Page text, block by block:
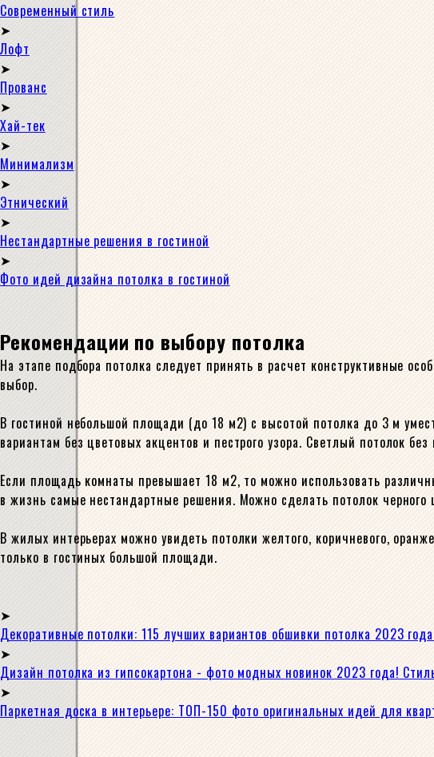
Современный стиль
Лофт
Прованс
Хай-тек
Минимализм
Этнический
Нестандартные решения в гостиной
Фото идей дизайна потолка в гостиной
Рекомендации по выбору потолка
На этапе подбора потолка следует принять в расчет конструктивные
выбор.
В гостиной небольшой площади (до 18 м2) с высотой потолка до 3 м
вариантам без цветовых акцентов и пестрого узора. Светлый потолок
Если площадь комнаты превышает 18 м2, то можно использовать
в жизнь самые нестандартные решения. Можно сделать потолок черного
В жилых интерьерах можно увидеть потолки желтого, коричневого,
только в гостиных большой площади.
Декоративные потолки: 115 лучших вариантов обшивки потолка 2023
Дизайн потолка из гипсокартона - фото модных новинок 2023 года!
Паркетная доска в интерьере: ТОП-150 фото оригинальных идей для